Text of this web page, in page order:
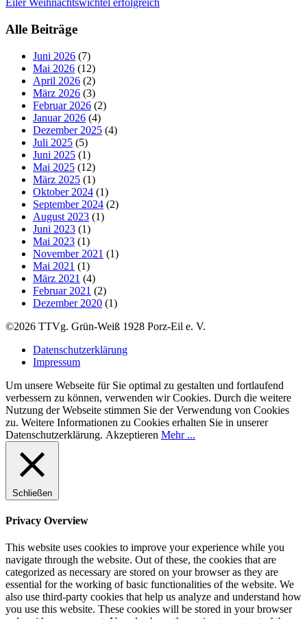
Eiler Weihnachtswichtel erfolgreich
Alle Beiträge
Juni 2026 (7)
Mai 2026 (12)
April 2026 (2)
März 2026 (3)
Februar 2026 (2)
Januar 2026 (4)
Dezember 2025 (4)
Juli 2025 (5)
Juni 2025 (1)
Mai 2025 (12)
März 2025 (1)
Oktober 2024 (1)
September 2024 (2)
August 2023 (1)
Juni 2023 (1)
Mai 2023 (1)
November 2021 (1)
Mai 2021 (1)
März 2021 (4)
Februar 2021 (2)
Dezember 2020 (1)
©2026 TTVg. Grün-Weiß 1928 Porz-Eil e. V.
Datenschutzerklärung
Impressum
Um unsere Webseite für Sie optimal zu gestalten und fortlaufend
verbessern zu können, verwenden wir Cookies. Durch die weitere
Nutzung der Webseite stimmen Sie der Verwendung von Cookies
zu. Weitere Informationen zu Cookies erhalten Sie in unserer
Datenschutzerklärung. Akzeptieren Mehr ...
Schließen
Privacy Overview
This website uses cookies to improve your experience while you
navigate through the website. Out of these, the cookies that are
categorized as necessary are stored on your browser as they are
essential for the working of basic functionalities of the website. We
also use third-party cookies that help us analyze and understand how
you use this website. These cookies will be stored in your browser